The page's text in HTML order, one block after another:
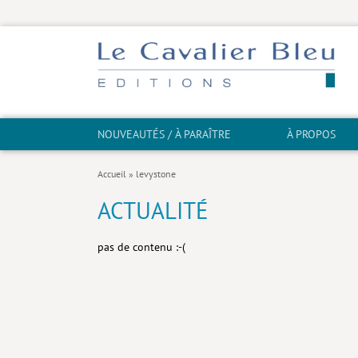
NOUVEAUTÉS / À PARAÎTRE À PROPOS
Accueil » levystone
ACTUALITÉ
pas de contenu :-(